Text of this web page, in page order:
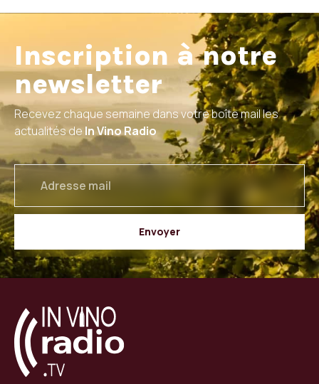
Inscription à notre
newsletter
Recevez chaque semaine dans votre boîte mail les
actualités de In Vino Radio
email
Envoyer